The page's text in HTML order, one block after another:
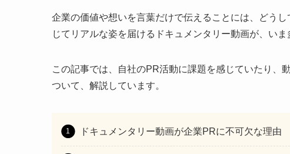
企業の価値や想いを言葉だけで伝えることには、どう
じてリアルな姿を届けるドキュメンタリー動画が、い
この記事では、自社のPR活動に課題を感じていたり、
ついて、解説しています。
ドキュメンタリー動画が企業PRに不可欠な理由